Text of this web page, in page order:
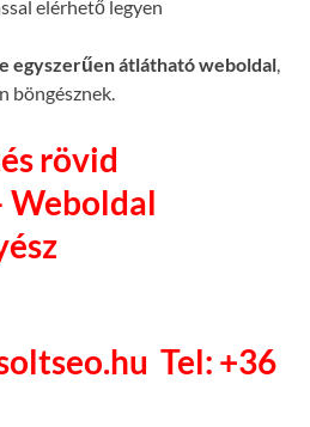
elérhető legyen
egyszerűen átlátható weboldal,
böngésznek.
rövid
Weboldal
Tel: +36